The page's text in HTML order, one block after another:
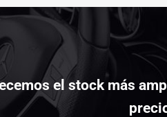
el stock más